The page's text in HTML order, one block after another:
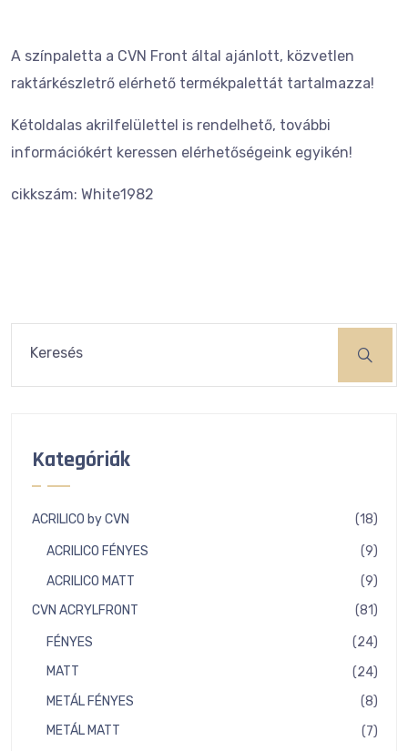
A színpaletta a CVN Front által ajánlott, közvetlen
raktárkészletrő elérhető termékpalettát tartalmazza!
Kétoldalas akrilfelülettel is rendelhető, további
információkért keressen elérhetőségeink egyikén!
cikkszám: White1982
Keresés
Kategóriák
ACRILICO by CVN 1818
ACRILICO FÉNYES 99
ACRILICO MATT 99
CVN ACRYLFRONT 8181
FÉNYES 2424
MATT 2424
METÁL FÉNYES 88
METÁL MATT 77